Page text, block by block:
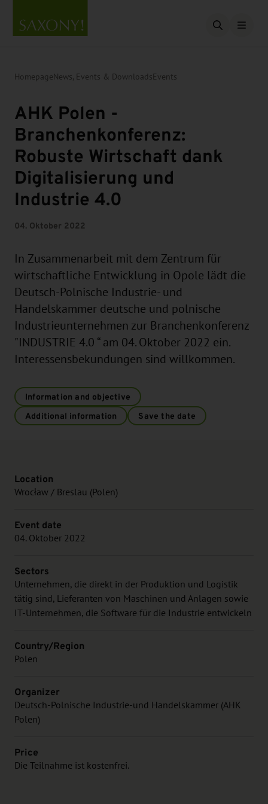
Open
Homepage News, Events & Downloads Events
AHK Polen -
Branchenkonferenz:
Robuste Wirtschaft dank
Digitalisierung und
Industrie 4.0
04. Oktober 2022
In Zusammenarbeit mit dem Zentrum für
wirtschaftliche Entwicklung in Opole lädt die
Deutsch-Polnische Industrie- und
Handelskammer deutsche und polnische
Industrieunternehmen zur Branchenkonferenz
"INDUSTRIE 4.0 “ am 04. Oktober 2022 ein.
Interessensbekundungen sind willkommen.
Information and objective
Additional information
Save the date
Location
Wrocław / Breslau (Polen)
Event date
04. Oktober 2022
Sectors
Unternehmen, die direkt in der Produktion und Logistik
tätig sind, Lieferanten von Maschinen und Anlagen sowie
IT-Unternehmen, die Software für die Industrie entwickeln
Country/Region
Polen
Organizer
Deutsch-Polnische Industrie-und Handelskammer (AHK
Polen)
Price
Die Teilnahme ist kostenfrei.